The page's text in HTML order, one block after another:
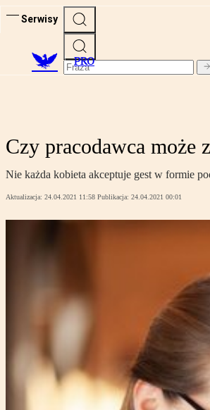
Serwisy
PRO
Czy pracodawca może
Nie każda kobieta akceptuje gest w formie
Aktualizacja: 24.04.2021 11:58 Publikacja: 24.04.2021 00:01